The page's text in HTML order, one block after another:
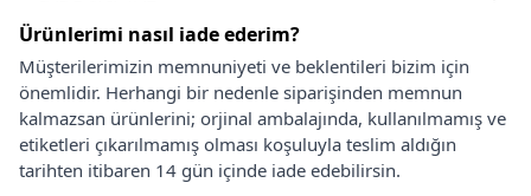
Ürünlerimi nasıl iade ederim?
Müşterilerimizin memnuniyeti ve beklentileri bizim için
önemlidir. Herhangi bir nedenle siparişinden memnun
kalmazsan ürünlerini; orjinal ambalajında, kullanılmamış ve
etiketleri çıkarılmamış olması koşuluyla teslim aldığın
tarihten itibaren 14 gün içinde iade edebilirsin.